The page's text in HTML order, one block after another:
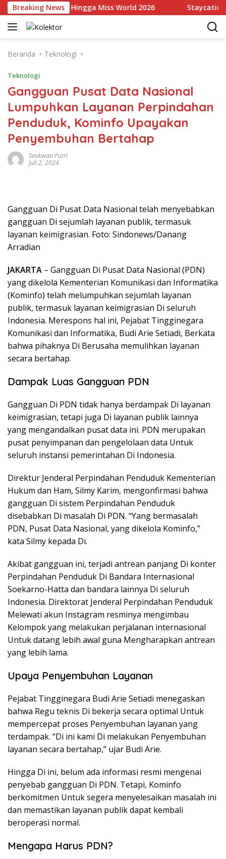
Langsung
ke
konten
Breaking News
Indonesia Hingga Miss World 2026 Staycation
Beranda Teknologi
Teknologi
Gangguan Pusat Data Nasional
Lumpuhkan Layanan Perpindahan
Penduduk, Kominfo Upayakan
Penyembuhan Bertahap
Seokwati Putri
Juli 2, 2024
Gangguan Di Pusat Data Nasional telah menyebabkan
gangguan Di sejumlah layanan publik, termasuk
layanan keimigrasian. Foto: Sindonews/Danang
Arradian
JAKARTA – Gangguan Di Pusat Data Nasional (PDN)
yang dikelola Kementerian Komunikasi dan Informatika
(Kominfo) telah melumpuhkan sejumlah layanan
publik, termasuk layanan keimigrasian Di seluruh
Indonesia. Merespons hal ini, Pejabat Tingginegara
Komunikasi dan Informatika, Budi Arie Setiadi, Berkata
bahwa pihaknya Di Berusaha memulihkan layanan
secara bertahap.
Dampak Luas Gangguan PDN
Gangguan Di PDN tidak hanya berdampak Di layanan
keimigrasian, tetapi juga Di layanan publik lainnya
yang mengandalkan pusat data ini. PDN merupakan
pusat penyimpanan dan pengelolaan data Untuk
seluruh instansi pemerintahan Di Indonesia.
Direktur Jenderal Perpindahan Penduduk Kementerian
Hukum dan Ham, Silmy Karim, mengonfirmasi bahwa
gangguan Di sistem Perpindahan Penduduk
disebabkan Di masalah Di PDN. “Yang bermasalah
PDN, Pusat Data Nasional, yang dikelola Kominfo,”
kata Silmy kepada Di.
Akibat gangguan ini, terjadi antrean panjang Di konter
Perpindahan Penduduk Di Bandara Internasional
Soekarno-Hatta dan bandara lainnya Di seluruh
Indonesia. Direktorat Jenderal Perpindahan Penduduk
Melewati akun Instagram resminya mengimbau
Kelompok yang melakukan perjalanan internasional
Untuk datang lebih awal guna Mengharapkan antrean
yang lebih lama.
Upaya Penyembuhan Layanan
Pejabat Tingginegara Budi Arie Setiadi menegaskan
bahwa Regu teknis Di bekerja secara optimal Untuk
mempercepat proses Penyembuhan layanan yang
terdampak. “Di ini kami Di melakukan Penyembuhan
layanan secara bertahap,” ujar Budi Arie.
Hingga Di ini, belum ada informasi resmi mengenai
penyebab gangguan Di PDN. Tetapi, Kominfo
berkomitmen Untuk segera menyelesaikan masalah ini
dan memastikan layanan publik dapat kembali
beroperasi normal.
Mengapa Harus PDN?